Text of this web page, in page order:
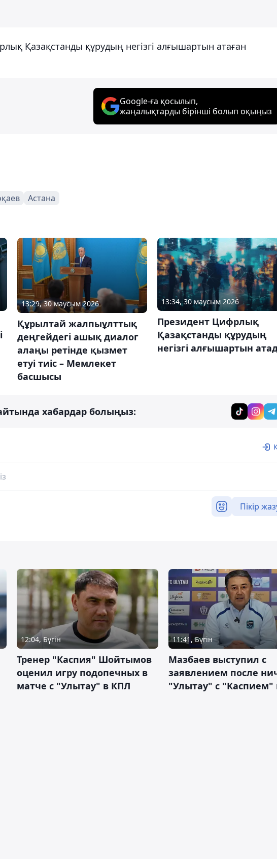
Қазақстанды құрудың негізгі алғышартын атаған
Google-ға қосылып,
жаңалықтарды бірінші болып оқыңыз
Астана
13:29, 30 маусым 2026
Құрылтай жалпыұлттық
деңгейдегі ашық диалог
алаңы ретінде қызмет
етуі тиіс – Мемлекет
басшысы
13:34, 30 маусым 2026
Президент Цифрлық
Қазақстанды құрудың
негізгі алғышартын
хабардар болыңыз:
Пікір
12:04, Бүгін
Тренер "Каспия" Шойтымов
оценил игру подопечных в
матче с "Улытау" в КПЛ
11:41, Бүгін
Мазбаев выступил с
заявлением после
"Улытау" с "Каспием"